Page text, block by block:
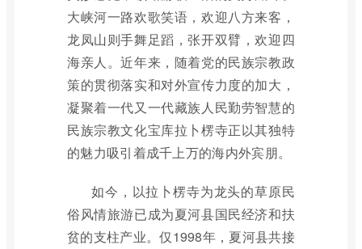
大峡河一路欢歌笑语，欢迎八方来客，
龙凤山则手舞足蹈，张开双臂，欢迎四
海亲人。近年来，随着党的民族宗教政
策的贯彻落实和对外宣传力度的加大，
凝聚着一代又一代藏族人民勤劳智慧的
民族宗教文化宝库拉卜楞寺正以其独特
的魅力吸引着成千上万的海内外宾朋。
如今，以拉卜楞寺为龙头的草原民
俗风情旅游已成为夏河县国民经济和扶
贫的支柱产业。仅1998年，夏河县共接